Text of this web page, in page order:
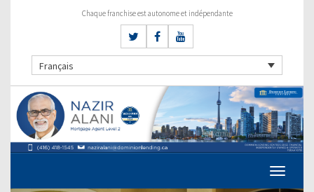
Chaque franchise est autonome et indépendante
Français